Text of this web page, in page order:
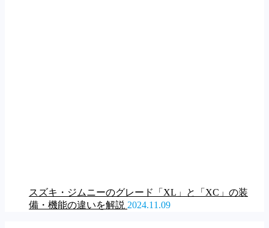
スズキ・ジムニーのグレード「XL」と「XC」の装
備・機能の違いを解説 2024.11.09